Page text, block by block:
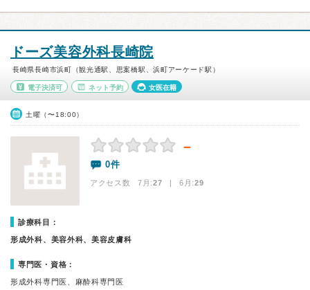
ドーズ美容外科長崎院
長崎県長崎市浜町（観光通駅、思案橋駅、浜町アーケード駅）
電子決済可 ネット予約 女医在籍
土曜（〜18:00）
－
0件
アクセス数 7月:27 | 6月:29
診療科目：
形成外科、美容外科、美容皮膚科
専門医・資格：
形成外科専門医、麻酔科専門医